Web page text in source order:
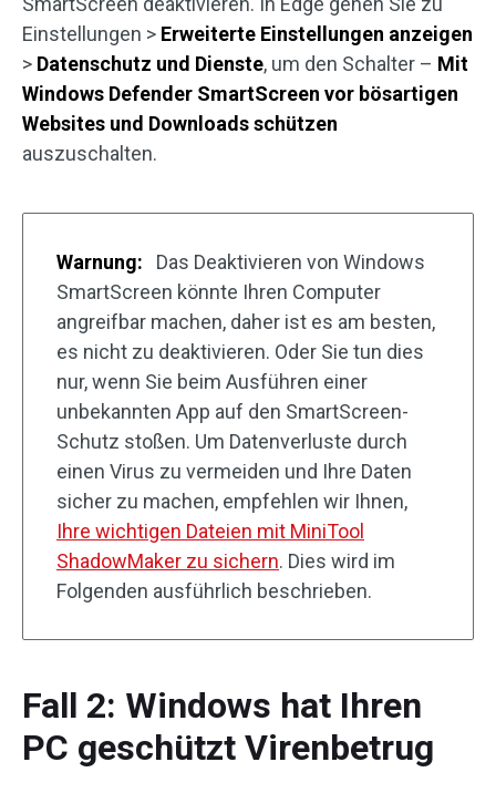
Einstellungen > Erweiterte Einstellungen anzeigen
> Datenschutz und Dienste, um den Schalter – Mit
Windows Defender SmartScreen vor bösartigen
Websites und Downloads schützen
auszuschalten.
Warnung:
Das Deaktivieren von Windows
SmartScreen könnte Ihren Computer
angreifbar machen, daher ist es am besten,
es nicht zu deaktivieren. Oder Sie tun dies
nur, wenn Sie beim Ausführen einer
unbekannten App auf den SmartScreen-
Schutz stoßen. Um Datenverluste durch
einen Virus zu vermeiden und Ihre Daten
sicher zu machen, empfehlen wir Ihnen,
Ihre wichtigen Dateien mit MiniTool
ShadowMaker zu sichern. Dies wird im
Folgenden ausführlich beschrieben.
Fall 2: Windows hat Ihren
PC geschützt Virenbetrug